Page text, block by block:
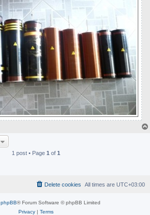
1 post • Page 1 of 1
All times are UTC+03:00
Delete cookies
phpBB® Forum Software © phpBB Limited
Privacy| Terms